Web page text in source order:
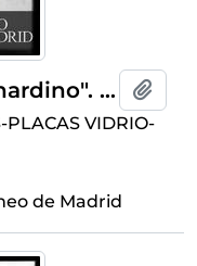
1. "Acogido en San Bernardino". 1836, p. 156
PLACAS VIDRIO-
de Madrid